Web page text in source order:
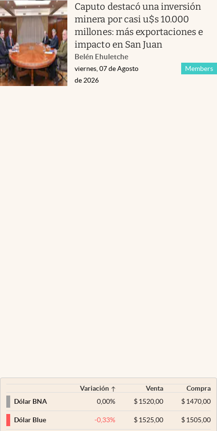
Caputo destacó una inversión
minera por casi u$s 10.000
millones: más exportaciones e
impacto en San Juan
Belén Ehuletche
Members
viernes, 07 de Agosto
de 2026
Variación Venta
Compra
Dólar BNA
0,00% $ 1520,00 $1470,00
Dólar Blue -0,33% $ 1525,00 $1505,00